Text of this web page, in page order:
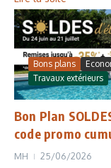
Bons plans
Travaux extérieurs
Bon Plan
code promo
MH 25/06/2026